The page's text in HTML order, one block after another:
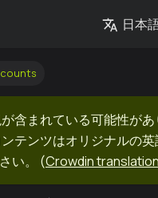
日本
含まれている可能性が
ンツはオリジナルの英
い。
(Crowdin